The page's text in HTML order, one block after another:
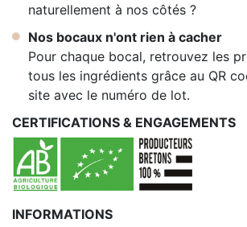
naturellement à nos côtés ?
Nos bocaux n'ont rien à cacher
Pour chaque bocal, retrouvez les
tous les ingrédients grâce au QR
site avec le numéro de lot.
CERTIFICATIONS & ENGAGEMENTS
INFORMATIONS